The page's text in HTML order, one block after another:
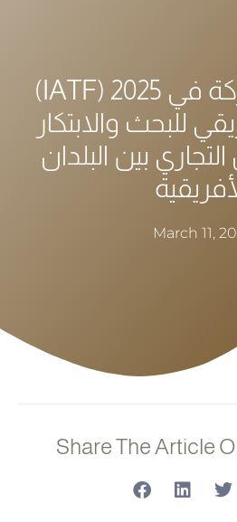
(IATF) 2025 دعوة للمشاركة في
للبحث والابتكار
بين البلدان
March 11,
Share The Article